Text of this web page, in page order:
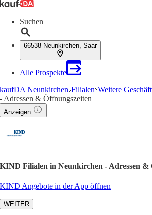
Suchen
66538 Neunkirchen, Saar
Alle Prospekte
kaufDA Neunkirchen Filialen Weitere
- Adressen & Öffnungszeiten
Anzeigen
KIND Filialen in Neunkirchen - Adressen &
KIND Angebote in der App öffnen
WEITER